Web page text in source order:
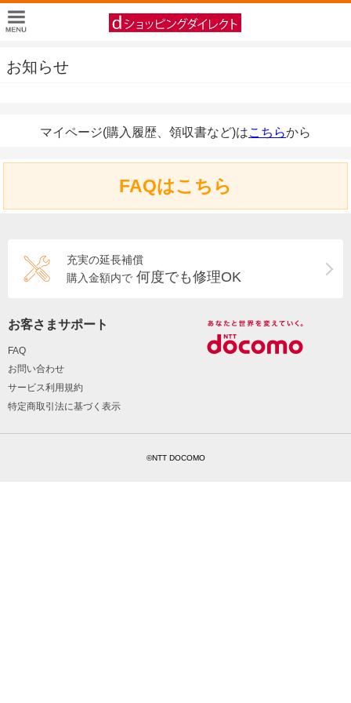
お知らせ
マイページ(購入履歴、領収書など)はこちらから
FAQはこちら
充実の延長補償
購入金額内で 何度でも修理OK
お客さまサポート
FAQ
お問い合わせ
サービス利用規約
特定商取引法に基づく表示
©NTT DOCOMO